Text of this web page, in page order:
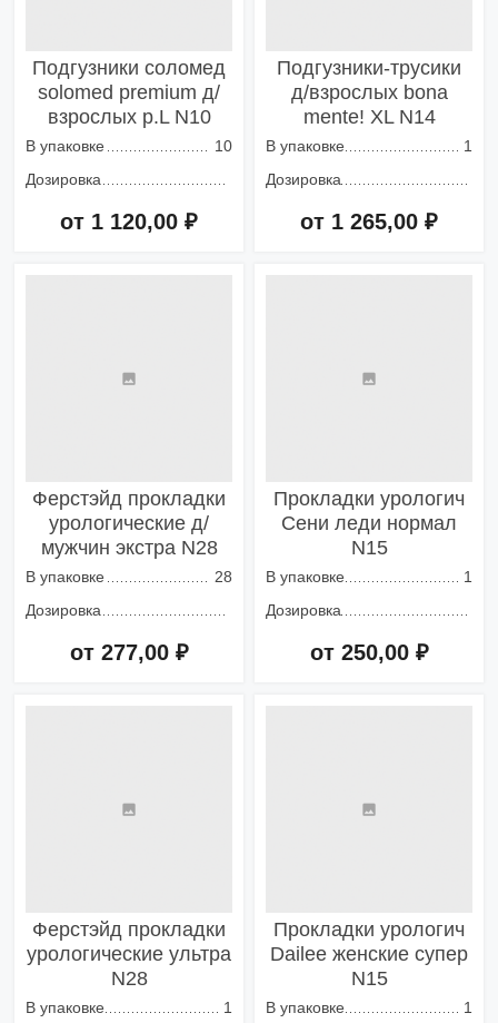
Подгузники соломед
solomed premium д/
взрослых р.L N10
В упаковке
10
Дозировка
от 1 120,00 ₽
Подгузники-трусики
д/взрослых bona
mente! XL N14
В упаковке
1
Дозировка
от 1 265,00 ₽
Ферстэйд прокладки
урологические д/
мужчин экстра N28
В упаковке
28
Дозировка
от 277,00 ₽
Прокладки урологич
Сени леди нормал
N15
В упаковке
1
Дозировка
от 250,00 ₽
Ферстэйд прокладки
урологические ультра
N28
В упаковке 1
Прокладки урологич
Dailee женские супер
N15
В упаковке 1